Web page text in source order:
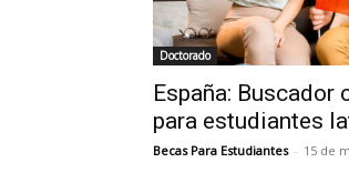
Doctorado
España: Buscador
para estudiantes
Becas Para Estudiantes - 15 de